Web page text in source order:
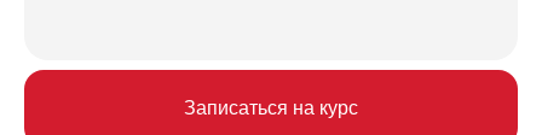
Записаться на курс